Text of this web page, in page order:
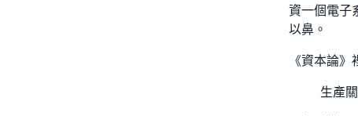
資一個電子
以鼻。
《資本論》
生產